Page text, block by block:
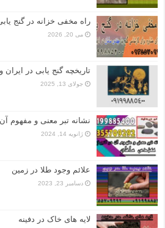
راه مخفی خزانه در گنج
می 20, 2026
تاریخچه گنج‌ یابی در ایران
جولای 13, 2025
نشانه تبر معنی و مفهوم
ژانویه 14, 2024
علائم وجود طلا در زمین
دسامبر 23, 2023
لایه های خاک در دفینه